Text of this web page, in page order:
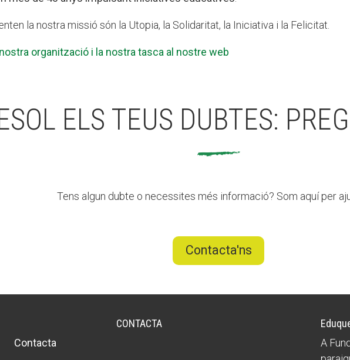
la nostra missió són la Utopia, la Solidaritat, la Iniciativa i la Felicitat.
organització i la nostra tasca al nostre web
ELS TEUS DUBTES:
Tens algun dubte o necessites més informació? Som aquí per
Contacta'ns
Contacta
CONTACTA
A